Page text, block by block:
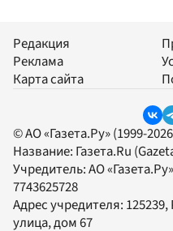
Редакция
Реклама
Карта сайта
© АО «Газета.Ру» (1999-
Название: Газета.Ru
Учредитель:АО «Газета.Ру»
7743625728
Адрес учредителя:
улица, дом 67